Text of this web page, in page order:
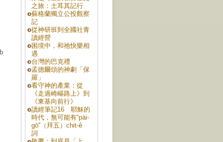
之旅：土耳其記行
蘇格蘭獨立公投觀察
記
從神研班到全國社青
讀經營
困境中，和祂快樂相
遇
台灣的巴克禮
孟德爾頌的神劇「保
羅」
看守神的產業：從
《走過崎嶇路上》到
《東基向前行》
讀經筆記16 耶穌的
時代，無可能有“pài-
gō͘”（拜五）chit-ê
詞